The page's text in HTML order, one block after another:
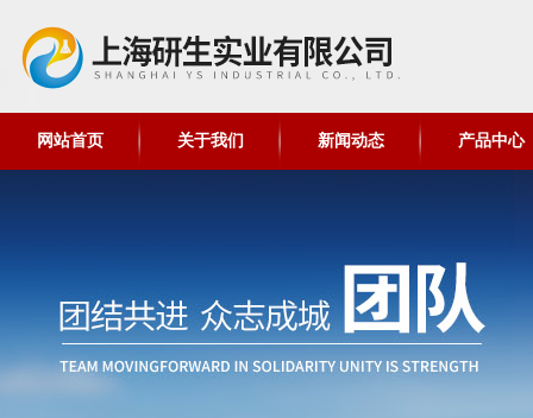
网站首页 关于我们 新闻动态 产品中心